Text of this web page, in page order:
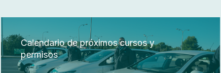
Calendario de próximos cursos y
permisos